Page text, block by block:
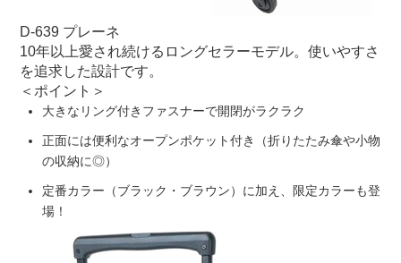
D-639 プレーネ
10年以上愛され続けるロングセラーモデル。使いやすさ
を追求した設計です。
＜ポイント＞
大きなリング付きファスナーで開閉がラクラク
正面には便利なオープンポケット付き（折りたたみ傘や小物
の収納に◎）
定番カラー（ブラック・ブラウン）に加え、限定カラーも登
場！